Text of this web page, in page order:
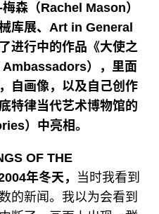
森（Rachel Mason）
库展、Art in General
进行中的作品《大使之
），里面
自画像，以及自己创作
特律当代艺术博物馆的
）中亮相。
OF THE
年冬天， 当时我看到
的新闻。我以为会看到